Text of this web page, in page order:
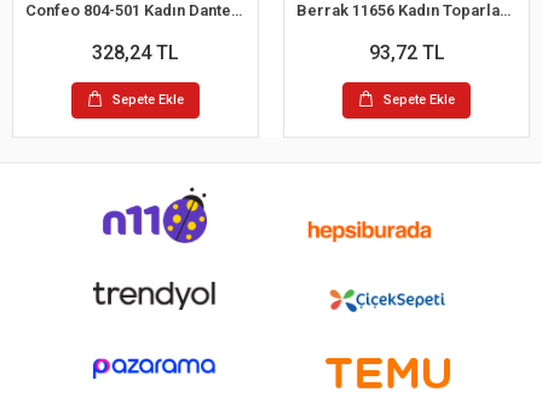
Confeo 804-501 Kadın Dantelli 4 lü Tanga Külot
328,24 TL
Sepete Ekle
Berrak 11656 Kadın Toparlayıcı Bato Külot
93,72 TL
Sepete Ekle